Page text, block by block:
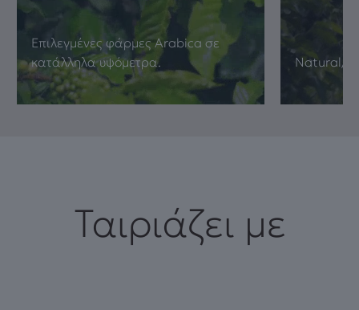
Επιλεγμένες φάρμες Arabica σε
κατάλληλα υψόμετρα.
Natural/
Ταιριάζει με